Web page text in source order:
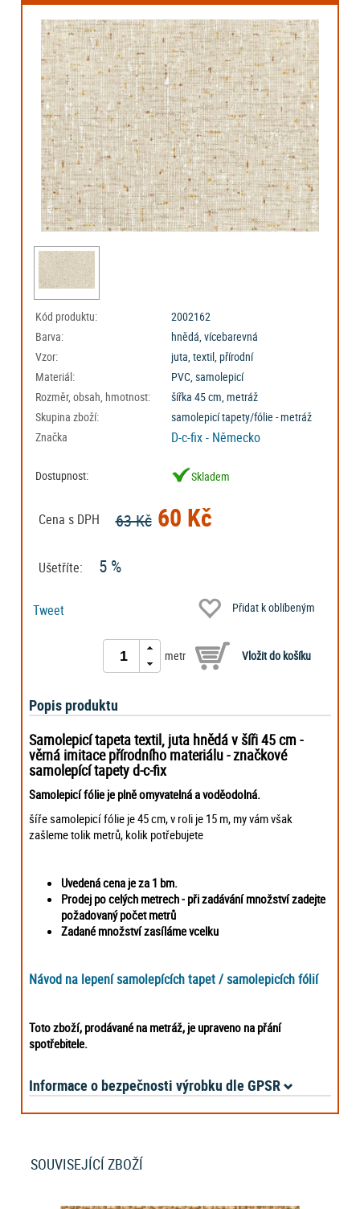
Kód produktu:
2002162
Barva:
hnědá, vícebarevná
Vzor:
juta, textil, přírodní
Materiál:
PVC, samolepicí
Rozměr, obsah, hmotnost:
šířka 45 cm, metráž
Skupina zboží:
samolepicí tapety/fólie - metráž
Značka
D-c-fix - Německo
Dostupnost: Skladem
Cena s DPH 63 Kč60 Kč
Ušetříte: 5 %
Tweet Přidat k oblíbeným
metr
Popis produktu
Samolepicí tapeta textil, juta hnědáv šíři 45 cm -
věrná imitace přírodního materiálu - značkové
samolepící tapety d-c-fix
Samolepicí fólie je plně omyvatelná a voděodolná.
šíře samolepicí fólie je 45 cm, v roli je 15 m, my vám však
zašleme tolik metrů, kolik potřebujete
Uvedená cena je za 1 bm.
Prodej po celých metrech - při zadávání množství zadejte
požadovaný počet metrů
Zadané množství zasíláme vcelku
Návod na lepení samolepících tapet / samolepicích fólií
Toto zboží, prodávané na metráž, je upraveno na přání
spotřebitele.
Informace o bezpečnosti výrobku dle GPSR
SOUVISEJÍCÍ ZBOŽÍ